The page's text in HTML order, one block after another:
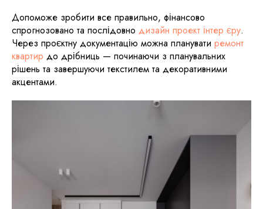
Допоможе зробити все правильно, фінансово
спрогнозовано та послідовно дизайн проект інтер єру.
Через проєктну документацію можна планувати ремонт
квартир до дрібниць — починаючи з планувальних
рішень та завершуючи текстилем та декоративними
акцентами.